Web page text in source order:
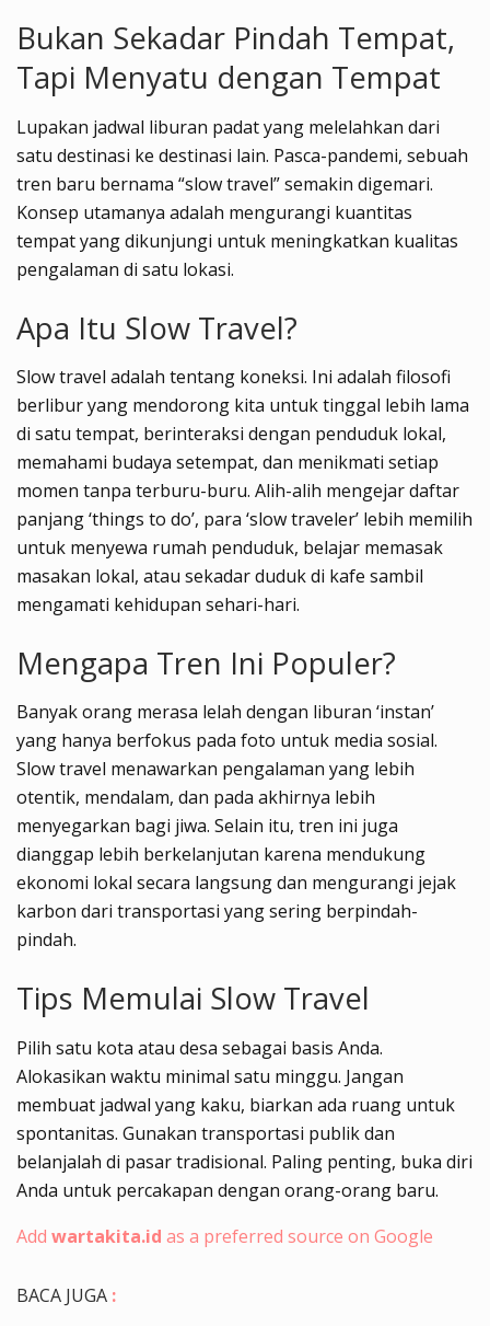
Bukan Sekadar Pindah Tempat,
Tapi Menyatu dengan Tempat
Lupakan jadwal liburan padat yang melelahkan dari
satu destinasi ke destinasi lain. Pasca-pandemi, sebuah
tren baru bernama “slow travel” semakin digemari.
Konsep utamanya adalah mengurangi kuantitas
tempat yang dikunjungi untuk meningkatkan kualitas
pengalaman di satu lokasi.
Apa Itu Slow Travel?
Slow travel adalah tentang koneksi. Ini adalah filosofi
berlibur yang mendorong kita untuk tinggal lebih lama
di satu tempat, berinteraksi dengan penduduk lokal,
memahami budaya setempat, dan menikmati setiap
momen tanpa terburu-buru. Alih-alih mengejar daftar
panjang ‘things to do’, para ‘slow traveler’ lebih memilih
untuk menyewa rumah penduduk, belajar memasak
masakan lokal, atau sekadar duduk di kafe sambil
mengamati kehidupan sehari-hari.
Mengapa Tren Ini Populer?
Banyak orang merasa lelah dengan liburan ‘instan’
yang hanya berfokus pada foto untuk media sosial.
Slow travel menawarkan pengalaman yang lebih
otentik, mendalam, dan pada akhirnya lebih
menyegarkan bagi jiwa. Selain itu, tren ini juga
dianggap lebih berkelanjutan karena mendukung
ekonomi lokal secara langsung dan mengurangi jejak
karbon dari transportasi yang sering berpindah-
pindah.
Tips Memulai Slow Travel
Pilih satu kota atau desa sebagai basis Anda.
Alokasikan waktu minimal satu minggu. Jangan
membuat jadwal yang kaku, biarkan ada ruang untuk
spontanitas. Gunakan transportasi publik dan
belanjalah di pasar tradisional. Paling penting, buka diri
Anda untuk percakapan dengan orang-orang baru.
Add wartakita.id as a preferred source on Google
BACA JUGA :